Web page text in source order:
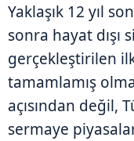
Yaklaşık 12 yıl
sonra hayat dışı
gerçekleştirilen
tamamlamış
açısından değil,
sermaye